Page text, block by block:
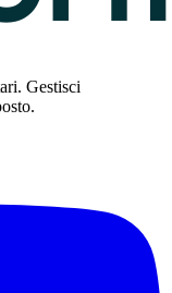
Gestisci